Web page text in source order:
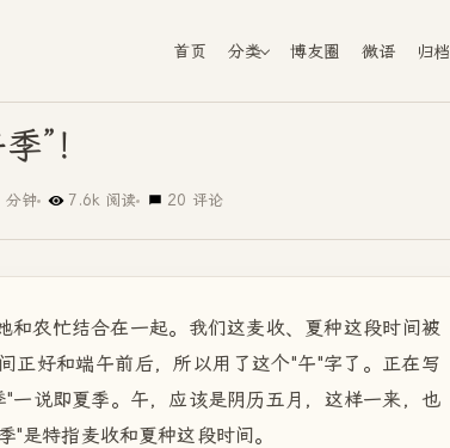
首页 分类 博友圈 微语 归档
”！
分钟 7.6k 阅读 20 评论
农忙结合在一起。我们这麦收、夏种这段时间被
正好和端午前后，所以用了这个"午"字了。正在写
一说即夏季。午，应该是阴历五月，这样一来，也
"是特指麦收和夏种这段时间。